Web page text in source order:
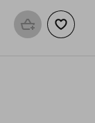
Προσθήκη στο